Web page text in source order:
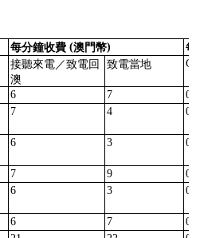
每分鐘收費(澳門幣) 每
接聽來電／致電回
澳
致電當地
6 7
7 4
6 3
7 9
6 3
6 7